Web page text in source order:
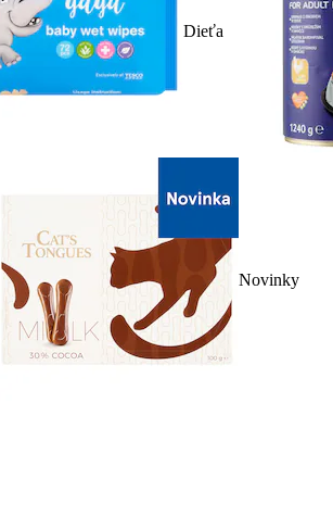
Dieťa
Novinky